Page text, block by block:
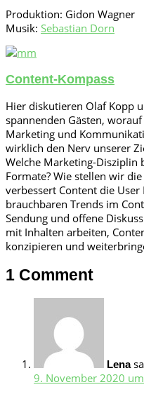
Produktion: Gidon Wagner
Musik: Sebastian Dorn
Content-Kompass
Hier diskutieren Olaf Kopp
spannenden Gästen,
Marketing und
wirklich den Nerv unserer
Welche Marketing-Disziplin
Formate? Wie stellen wir
verbessert Content die User
brauchbaren Trends im
Sendung und offene
mit Inhalten arbeiten,
konzipieren und
1 Comment
Lena
9. November 2020